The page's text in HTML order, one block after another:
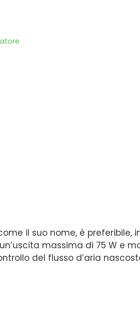
il suo nome, è
massima di 75 W e
del flusso d’aria